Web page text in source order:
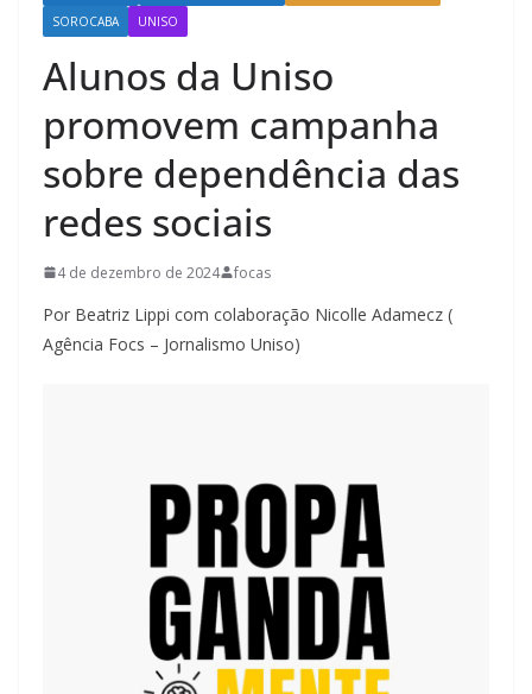
SOROCABA
UNISO
Alunos da Uniso
promovem campanha
sobre dependência das
redes sociais
4 de dezembro de 2024 focas
Por Beatriz Lippi com colaboração Nicolle Adamecz (
Agência Focs – Jornalismo Uniso)